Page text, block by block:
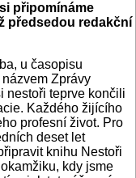
připomínáme
předsedou redakční
u časopisu
Zprávy
nestoři teprve končili
Každého žijícího
profesní život. Pro
deset let
knihu Nestoři
kdy jsme